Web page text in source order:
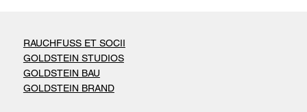
RAUCHFUSS ET SOCII
GOLDSTEIN STUDIOS
GOLDSTEIN BAU
GOLDSTEIN BRAND